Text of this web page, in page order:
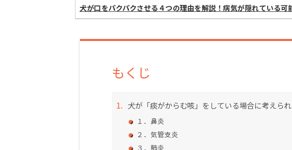
犬が口をパクパクさせる４つの理由を解説！病気が隠れている可
もくじ
犬が「痰がからむ咳」をしている場合に考えら
１．鼻炎
２．気管支炎
３．肺炎